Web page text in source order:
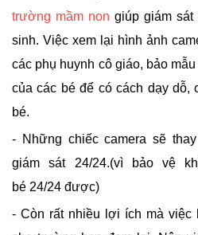
trường mầm non giúp giám sát
sinh. Việc xem lại hình ảnh
các phụ huynh cô giáo, bảo
của các bé để có cách dạy dỗ,
bé.
- Những chiếc camera sẽ
giám sát 24/24.(vì bảo vệ
bé 24/24 được)
- Còn rất nhiều lợi ích mà việc